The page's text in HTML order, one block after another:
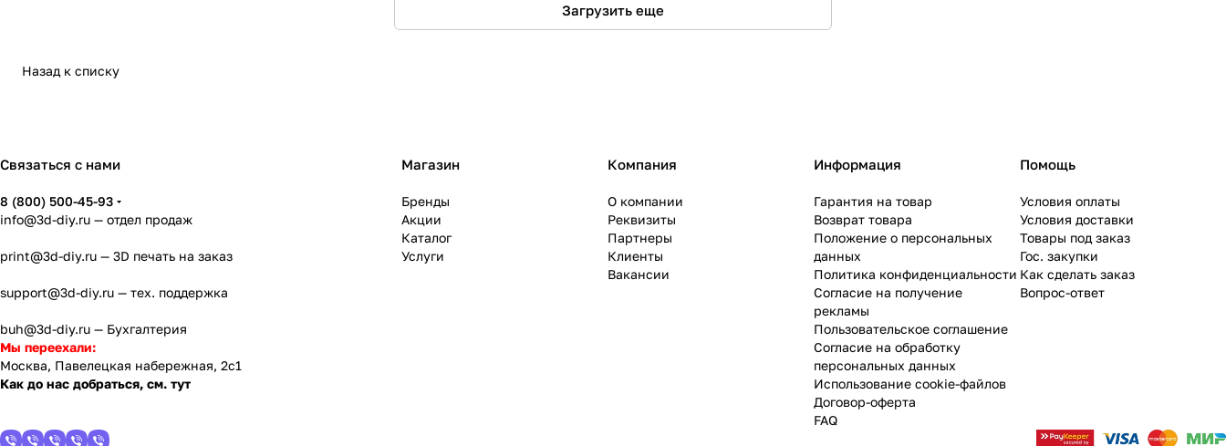
Загрузить еще
Назад к списку
Связаться с нами
8 (800) 500-45-93
info@3d-diy.ru — отдел продаж
print@3d-diy.ru — 3D печать на заказ
support@3d-diy.ru — тех. поддержка
buh@3d-diy.ru — Бухгалтерия
Мы переехали:
Москва, Павелецкая набережная, 2с1
Как до нас добраться, см. тут
Магазин
Бренды
Акции
Каталог
Услуги
Компания
О компании
Реквизиты
Партнеры
Клиенты
Вакансии
Информация
Гарантия на товар
Возврат товара
Положение о персональных
данных
Политика конфиденциальности
Согласие на получение
рекламы
Пользовательское соглашение
Согласие на обработку
персональных данных
Использование cookie-файлов
Договор-оферта
FAQ
Помощь
Условия оплаты
Условия доставки
Товары под заказ
Гос. закупки
Как сделать заказ
Вопрос-ответ